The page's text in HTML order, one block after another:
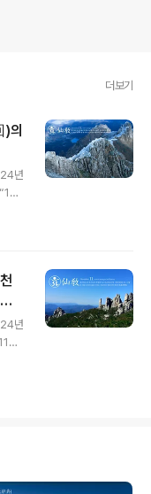
더보기
의
년
백
敎
서
년
월,
삼
”에